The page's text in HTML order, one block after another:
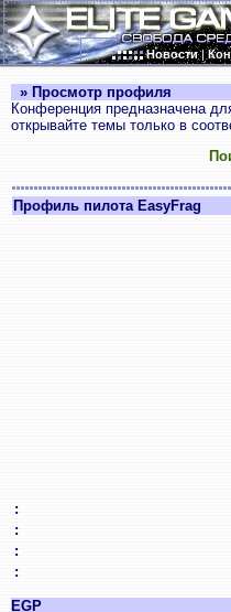
Новости|
» Просмотр профиля
Конференция предназначена
открывайте темы только в
Профиль пилота EasyFrag
:
:
:
:
EGP